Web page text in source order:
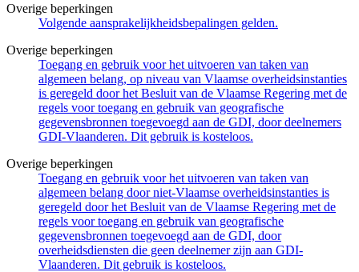
Overige beperkingen
Volgende aansprakelijkheidsbepalingen gelden.
Overige beperkingen
Toegang en gebruik voor het uitvoeren van taken van
algemeen belang, op niveau van Vlaamse overheidsinstanties
is geregeld door het Besluit van de Vlaamse Regering met de
regels voor toegang en gebruik van geografische
gegevensbronnen toegevoegd aan de GDI, door deelnemers
GDI-Vlaanderen. Dit gebruik is kosteloos.
Overige beperkingen
Toegang en gebruik voor het uitvoeren van taken van
algemeen belang door niet-Vlaamse overheidsinstanties is
geregeld door het Besluit van de Vlaamse Regering met de
regels voor toegang en gebruik van geografische
gegevensbronnen toegevoegd aan de GDI, door
overheidsdiensten die geen deelnemer zijn aan GDI-
Vlaanderen. Dit gebruik is kosteloos.